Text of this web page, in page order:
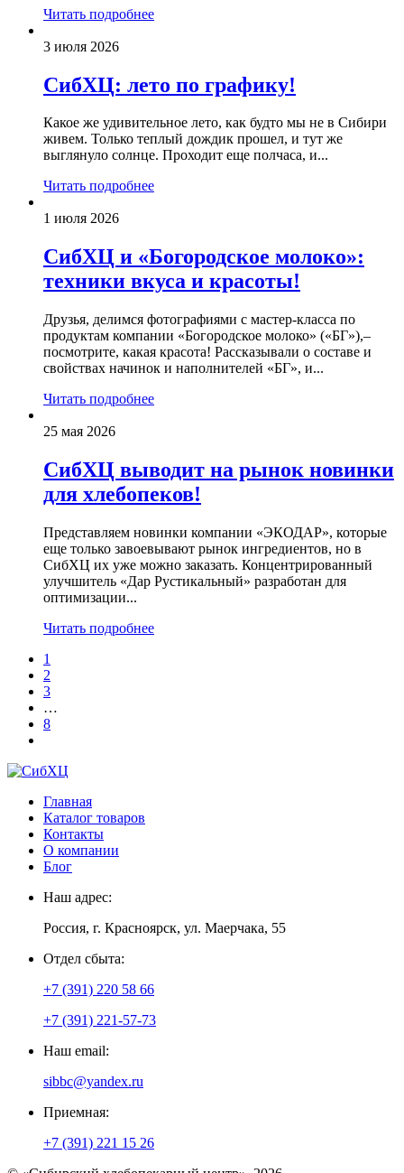
Читать подробнее
3 июля 2026
СибХЦ: лето по графику!
Какое же удивительное лето, как будто мы не в Сибири
живем. Только теплый дождик прошел, и тут же
выглянуло солнце. Проходит еще полчаса, и...
Читать подробнее
1 июля 2026
СибХЦ и «Богородское молоко»:
техники вкуса и красоты!
Друзья, делимся фотографиями с мастер-класса по
продуктам компании «Богородское молоко» («БГ»),–
посмотрите, какая красота! Рассказывали о составе и
свойствах начинок и наполнителей «БГ», и...
Читать подробнее
25 мая 2026
СибХЦ выводит на рынок новинки
для хлебопеков!
Представляем новинки компании «ЭКОДАР», которые
еще только завоевывают рынок ингредиентов, но в
СибХЦ их уже можно заказать. Концентрированный
улучшитель «Дар Рустикальный» разработан для
оптимизации...
Читать подробнее
1
2
3
…
8
Главная
Каталог товаров
Контакты
О компании
Блог
Наш адрес:
Россия, г. Красноярск, ул. Маерчака, 55
Отдел сбыта:
+7 (391) 220 58 66
+7 (391) 221-57-73
Наш email:
sibbc@yandex.ru
Приемная:
+7 (391) 221 15 26